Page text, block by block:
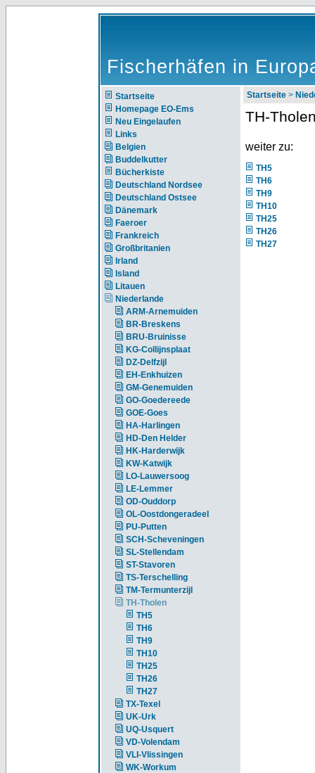
Fischerhäfen in
Startseite
Homepage EO-Ems
Neu Eingelaufen
Links
Belgien
Buddelkutter
Bücherkiste
Deutschland Nordsee
Deutschland Ostsee
Dänemark
Faeroer
Frankreich
Großbritanien
Irland
Island
Litauen
Niederlande
ARM-Arnemuiden
BR-Breskens
BRU-Bruinisse
KG-Collijnsplaat
DZ-Delfzijl
EH-Enkhuizen
GM-Genemuiden
GO-Goedereede
GOE-Goes
HA-Harlingen
HD-Den Helder
HK-Harderwijk
KW-Katwijk
LO-Lauwersoog
LE-Lemmer
OD-Ouddorp
OL-Oostdongeradeel
PU-Putten
SCH-Scheveningen
SL-Stellendam
ST-Stavoren
TS-Terschelling
TM-Termunterzijl
TH-Tholen
TH5
TH6
TH9
TH10
TH25
TH26
TH27
TX-Texel
UK-Urk
UQ-Usquert
VD-Volendam
VLI-Vlissingen
WK-Workum
Startseite >
TH-
weiter zu:
TH5
TH6
TH9
TH10
TH25
TH26
TH27